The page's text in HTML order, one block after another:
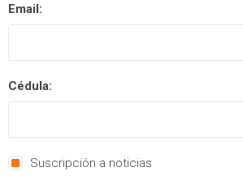
Email:
Cédula:
Suscripción a noticias